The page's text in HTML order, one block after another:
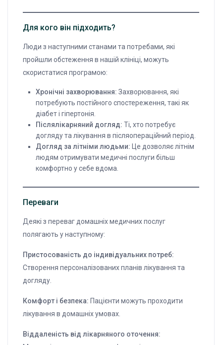
Для кого він підходить?
Люди з наступними станами та потребами, які
пройшли обстеження в нашій клініці, можуть
скористатися програмою:
Хронічні захворювання: Захворювання, які
потребують постійного спостереження, такі як
діабет і гіпертонія.
Післялікарняний догляд: Ті, хто потребує
догляду та лікування в післяопераційний період.
Догляд за літніми людьми: Це дозволяє літнім
людям отримувати медичні послуги більш
комфортно у себе вдома.
Переваги
Деякі з переваг домашніх медичних послуг
полягають у наступному:
Пристосованість до індивідуальних потреб:
Створення персоналізованих планів лікування та
догляду.
Комфорт і безпека: Пацієнти можуть проходити
лікування в домашніх умовах.
Віддаленість від лікарняного оточення: